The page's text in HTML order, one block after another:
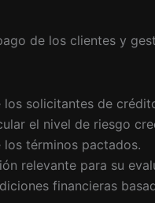
de los clientes y
solicitantes de
el nivel de riesgo
términos pactados.
relevante para su
financieras